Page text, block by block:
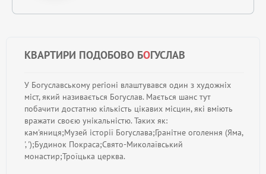
КВАРТИРИ ПОДОБОВО БОГУСЛАВ
У Богуславському регіоні влаштувався один з художніх
міст, який називається Богуслав. Мається шанс тут
побачити достатню кількість цікавих місцин, які вміють
вражати своєю унікальністю. Таких як:
кам'яниця;Музей історії Богуслава;Гранітне оголення (Яма,
', ');Будинок Покраса;Свято-Миколаївський
монастир;Троїцька церква.